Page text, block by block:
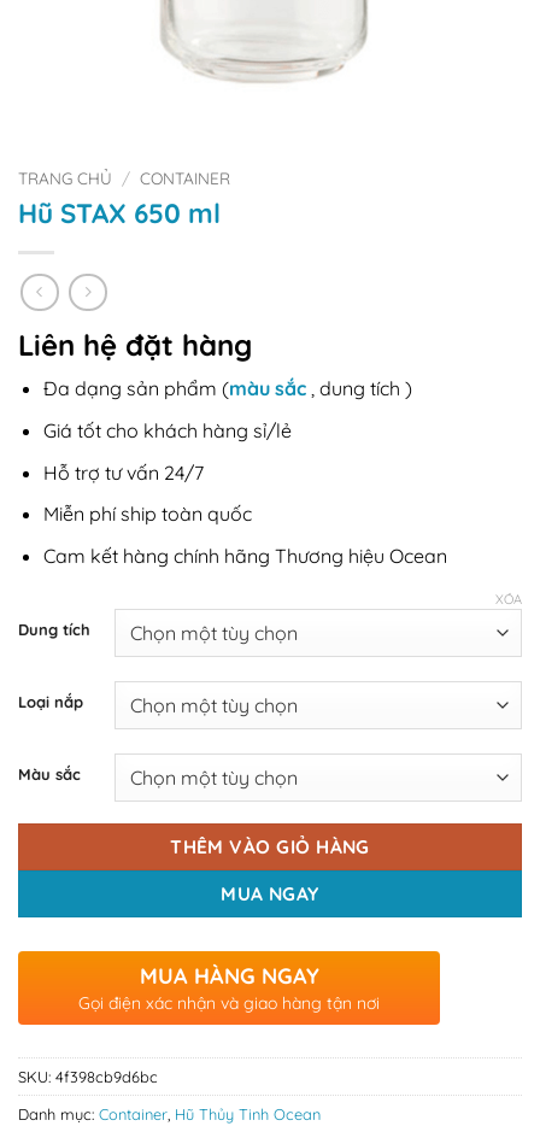
TRANG CHỦ / CONTAINER
Hũ STAX 650 ml
Liên hệ đặt hàng
Đa dạng sản phẩm (màu sắc, dung tích )
Giá tốt cho khách hàng sỉ/lẻ
Hỗ trợ tư vấn 24/7
Miễn phí ship toàn quốc
Cam kết hàng chính hãng Thương hiệu Ocean
Dung tích
Loại nắp
Màu sắc
XÓA
THÊM VÀO GIỎ HÀNG
MUA NGAY
MUA HÀNG NGAY
Gọi điện xác nhận và giao hàng tận nơi
SKU: 4f398cb9d6bc
Danh mục: Container, Hũ Thủy Tinh Ocean